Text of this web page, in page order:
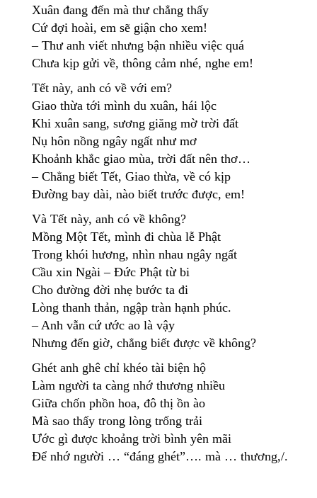
Xuân đang đến mà thư chẳng thấy
Cứ đợi hoài, em sẽ giận cho xem!
– Thư anh viết nhưng bận nhiều việc quá
Chưa kịp gửi về, thông cảm nhé, nghe em!
Tết này, anh có về với em?
Giao thừa tới mình du xuân, hái lộc
Khi xuân sang, sương giăng mờ trời đất
Nụ hôn nồng ngây ngất như mơ
Khoảnh khắc giao mùa, trời đất nên thơ…
– Chẳng biết Tết, Giao thừa, về có kịp
Đường bay dài, nào biết trước được, em!
Và Tết này, anh có về không?
Mồng Một Tết, mình đi chùa lễ Phật
Trong khói hương, nhìn nhau ngây ngất
Cầu xin Ngài – Đức Phật từ bi
Cho đường đời nhẹ bước ta đi
Lòng thanh thản, ngập tràn hạnh phúc.
– Anh vẫn cứ ước ao là vậy
Nhưng đến giờ, chẳng biết được về không?
Ghét anh ghê chỉ khéo tài biện hộ
Làm người ta càng nhớ thương nhiều
Giữa chốn phồn hoa, đô thị ồn ào
Mà sao thấy trong lòng trống trải
Ước gì được khoảng trời bình yên mãi
Để nhớ người … “đáng ghét”…. mà … thương,/.